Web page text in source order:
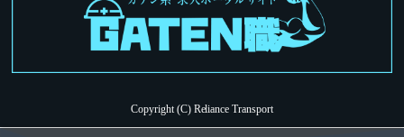
Copyright (C) Reliance Transport